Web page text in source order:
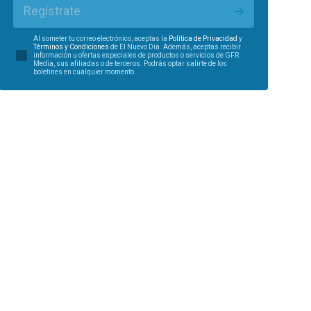
Regístrate
Al someter tu correo electrónico, aceptas la Política de Privacidad y
Términos y Condiciones de El Nuevo Día. Además, aceptas recibir
información u ofertas especiales de productos o servicios de GFR
Media, sus afiliadas o de terceros. Podrás optar salirte de los
boletines en cualquier momento.